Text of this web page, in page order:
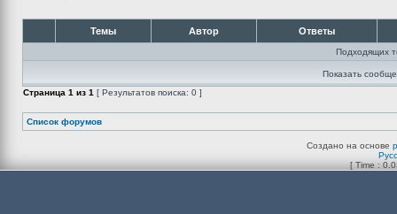
Темы Автор Ответы
Подходящих
Показать
Страница 1 из 1 [ Результатов поиска: 0 ]
Список форумов
Создано на основе
[ Time :